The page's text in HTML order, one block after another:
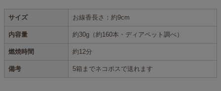
サイズ お線香長さ：約9cm
内容量 約30g（約160本・ディアペット調べ）
燃焼時間 約12分
備考 5箱までネコポスで送れます